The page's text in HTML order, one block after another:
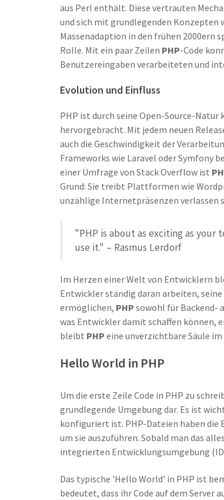
aus Perl enthält. Diese vertrauten
und sich mit grundlegenden Konzepten
Massenadaption in den frühen 2000ern
Rolle. Mit ein paar Zeilen PHP-Code
Benutzereingaben verarbeiteten und
Evolution und Einfluss
PHP ist durch seine Open-Source-
hervorgebracht. Mit jedem neuen
auch die Geschwindigkeit der
Frameworks wie Laravel oder Symfony
einer Umfrage von Stack Overflow ist
Grund: Sie treibt Plattformen wie
unzählige Internetpräsenzen verlassen
"PHP is about as exciting as
use it." – Rasmus Lerdorf
Im Herzen einer Welt von Entwicklern
Entwickler ständig daran arbeiten,
ermöglichen, PHP sowohl für Backend-
was Entwickler damit schaffen können,
bleibt PHP eine unverzichtbare Säule
Hello World in PHP
Um die erste Zeile Code in PHP zu
grundlegende Umgebung dar. Es ist
konfiguriert ist. PHP-Dateien haben die
um sie auszuführen. Sobald man das
integrierten Entwicklungsumgebung
Das typische 'Hello World' in PHP ist
bedeutet, dass ihr Code auf dem Server